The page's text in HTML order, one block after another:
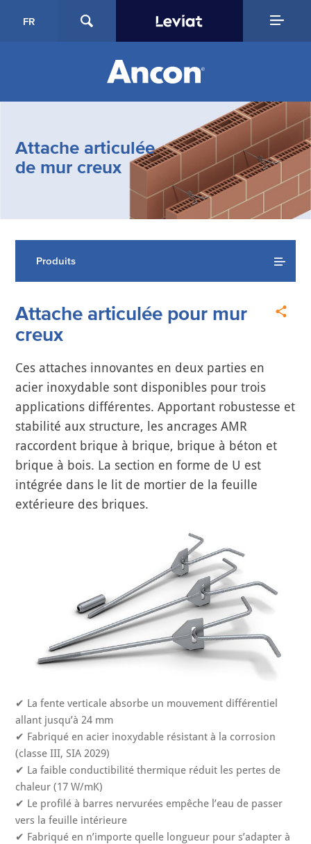
FR
Attache articulée
de mur creux
Produits
Attache articulée pour mur
creux
Ces attaches innovantes en deux parties en
acier inoxydable sont disponibles pour trois
applications différentes. Apportant robustesse et
stabilité aux structure, les ancrages AMR
raccordent brique à brique, brique à béton et
brique à bois. La section en forme de U est
intégrée dans le lit de mortier de la feuille
extérieure des briques.
✔ La fente verticale absorbe un mouvement différentiel
allant jusqu’à 24 mm
✔ Fabriqué en acier inoxydable résistant à la corrosion
(classe III, SIA 2029)
✔ La faible conductibilité thermique réduit les pertes de
chaleur (17 W/mK)
✔ Le profilé à barres nervurées empêche l’eau de passer
vers la feuille intérieure
✔ Fabriqué en n’importe quelle longueur pour s’adapter à